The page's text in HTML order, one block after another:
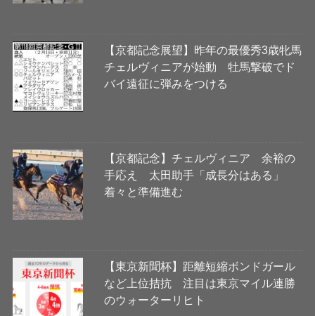
【京都記念展望】昨年の最優秀3歳牝馬
チェルヴィニアが始動 牡馬撃破でド
バイ遠征に弾みをつける
【京都記念】チェルヴィニア 余裕の
手応え 太田助手「成長分はある」
着々と準備進む
【東京新聞杯】距離短縮ボンドガール
など上位拮抗 注目は東京マイル連勝
のウォーターリヒト